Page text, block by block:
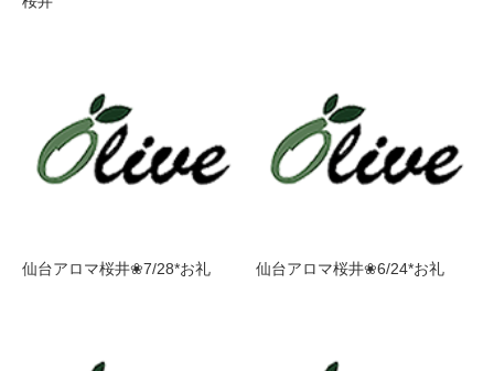
仙台アロマ桜井❀7/28*お礼 仙台アロマ桜井❀6/24*お礼